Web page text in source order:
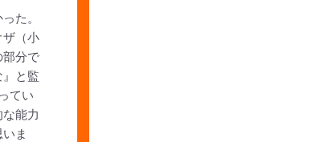
た。
（小
分で
と監
てい
能力
ま